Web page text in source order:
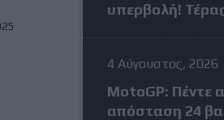
υπερβολή!
4 Αύγουστος, 2026
MotoGP: Πέντε
απόσταση 24